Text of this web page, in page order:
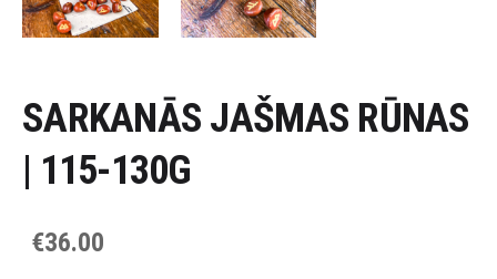
SARKANĀS JAŠMAS RŪNAS
| 115-130G
€36.00